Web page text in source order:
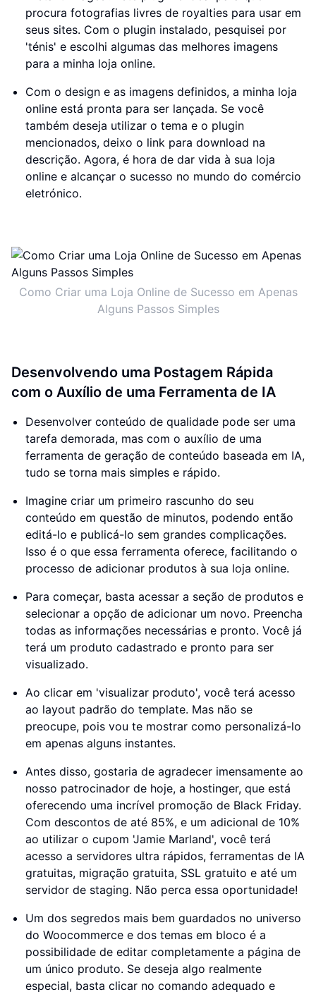
procura fotografias livres de royalties para usar em
seus sites. Com o plugin instalado, pesquisei por
'ténis' e escolhi algumas das melhores imagens
para a minha loja online.
Com o design e as imagens definidos, a minha loja
online está pronta para ser lançada. Se você
também deseja utilizar o tema e o plugin
mencionados, deixo o link para download na
descrição. Agora, é hora de dar vida à sua loja
online e alcançar o sucesso no mundo do comércio
eletrónico.
Como Criar uma Loja Online de Sucesso em Apenas
Alguns Passos Simples
Desenvolvendo uma Postagem Rápida
com o Auxílio de uma Ferramenta de IA
Desenvolver conteúdo de qualidade pode ser uma
tarefa demorada, mas com o auxílio de uma
ferramenta de geração de conteúdo baseada em IA,
tudo se torna mais simples e rápido.
Imagine criar um primeiro rascunho do seu
conteúdo em questão de minutos, podendo então
editá-lo e publicá-lo sem grandes complicações.
Isso é o que essa ferramenta oferece, facilitando o
processo de adicionar produtos à sua loja online.
Para começar, basta acessar a seção de produtos e
selecionar a opção de adicionar um novo. Preencha
todas as informações necessárias e pronto. Você já
terá um produto cadastrado e pronto para ser
visualizado.
Ao clicar em 'visualizar produto', você terá acesso
ao layout padrão do template. Mas não se
preocupe, pois vou te mostrar como personalizá-lo
em apenas alguns instantes.
Antes disso, gostaria de agradecer imensamente ao
nosso patrocinador de hoje, a hostinger, que está
oferecendo uma incrível promoção de Black Friday.
Com descontos de até 85%, e um adicional de 10%
ao utilizar o cupom 'Jamie Marland', você terá
acesso a servidores ultra rápidos, ferramentas de IA
gratuitas, migração gratuita, SSL gratuito e até um
servidor de staging. Não perca essa oportunidade!
Um dos segredos mais bem guardados no universo
do Woocommerce e dos temas em bloco é a
possibilidade de editar completamente a página de
um único produto. Se deseja algo realmente
especial, basta clicar no comando adequado e